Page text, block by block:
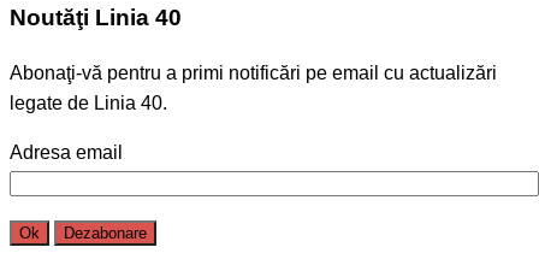
Noutăţi Linia 40
Abonaţi-vă pentru a primi notificări pe email cu actualizări
legate de Linia 40.
Adresa email